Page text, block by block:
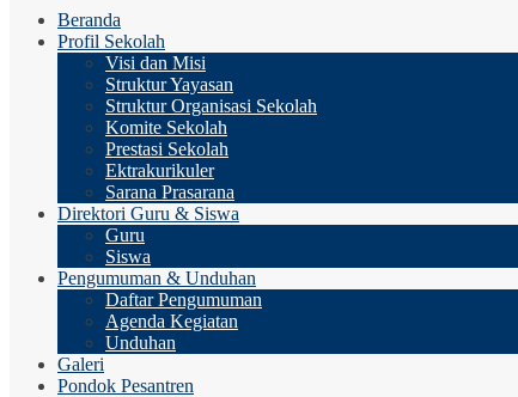
Beranda
Profil Sekolah
Visi dan Misi
Struktur Yayasan
Struktur Organisasi Sekolah
Komite Sekolah
Prestasi Sekolah
Ektrakurikuler
Sarana Prasarana
Direktori Guru & Siswa
Guru
Siswa
Pengumuman & Unduhan
Daftar Pengumuman
Agenda Kegiatan
Unduhan
Galeri
Pondok Pesantren